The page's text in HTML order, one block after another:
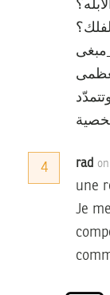
4 rad
une
Je